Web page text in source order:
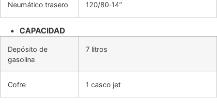
Neumático trasero 120/80‐14″
CAPACIDAD
Depósito de
gasolina
7 litros
Cofre 1 casco jet